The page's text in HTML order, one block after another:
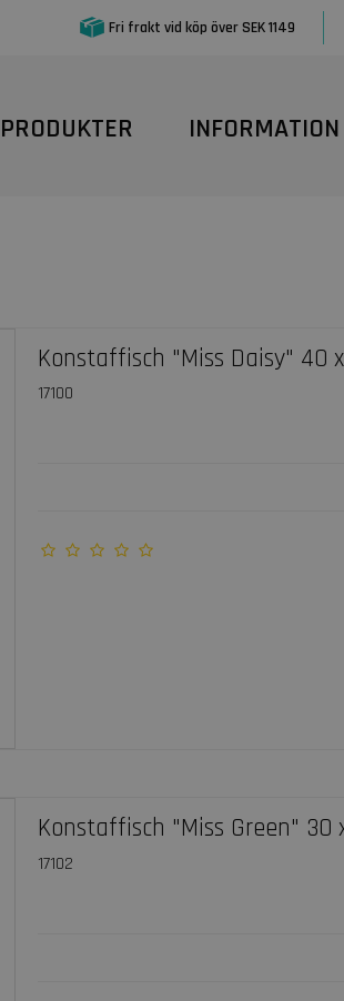
Fri frakt vid köp över SEK 1149
PRODUKTER INFORMATION
Konstaffisch "Miss Daisy" 40
17100
Konstaffisch "Miss Green" 30
17102